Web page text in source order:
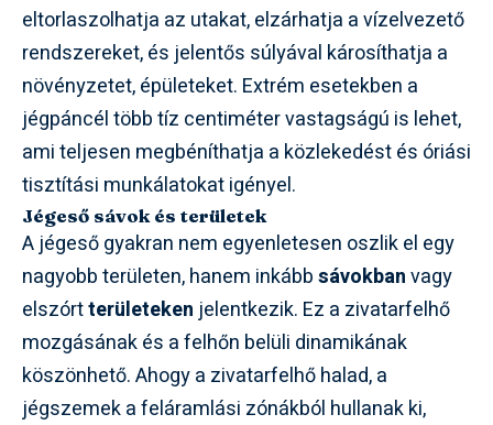
eltorlaszolhatja az utakat, elzárhatja a vízelvezető
rendszereket, és jelentős súlyával károsíthatja a
növényzetet, épületeket. Extrém esetekben a
jégpáncél több tíz centiméter vastagságú is lehet,
ami teljesen megbéníthatja a közlekedést és óriási
tisztítási munkálatokat igényel.
Jégeső sávok és területek
A jégeső gyakran nem egyenletesen oszlik el egy
nagyobb területen, hanem inkábbsávokbanvagy
elszórtterületeken jelentkezik. Ez a zivatarfelhő
mozgásának és a felhőn belüli dinamikának
köszönhető. Ahogy a zivatarfelhő halad, a
jégszemek a feláramlási zónákból hullanak ki,